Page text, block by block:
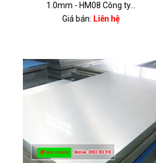
1.0mm - HM08 Công ty...
Giá bán: Liên hệ